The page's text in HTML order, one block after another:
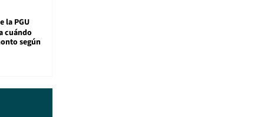
la PGU
cuándo
según